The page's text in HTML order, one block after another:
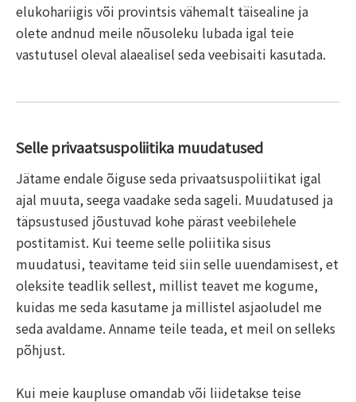
elukohariigis või provintsis vähemalt täisealine ja
olete andnud meile nõusoleku lubada igal teie
vastutusel oleval alaealisel seda veebisaiti kasutada.
Selle privaatsuspoliitika muudatused
Jätame endale õiguse seda privaatsuspoliitikat igal
ajal muuta, seega vaadake seda sageli. Muudatused ja
täpsustused jõustuvad kohe pärast veebilehele
postitamist. Kui teeme selle poliitika sisus
muudatusi, teavitame teid siin selle uuendamisest, et
oleksite teadlik sellest, millist teavet me kogume,
kuidas me seda kasutame ja millistel asjaoludel me
seda avaldame. Anname teile teada, et meil on selleks
põhjust.
Kui meie kaupluse omandab või liidetakse teise